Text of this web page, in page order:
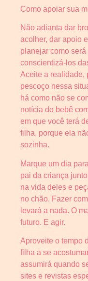
Como apoiar sua
Não adianta dar
acolher, dar apoio
planejar como
conscientizá-los
Aceite a realidade,
pescoço nessa
há como não se
notícia do bebê
em que você terá
filha, porque ela
sozinha.
Marque um dia
pai da criança
na vida deles e
no chão. Fazer
levará a nada. O
futuro. E agir.
Aproveite o tempo
filha a se
assumirá quando
sites e revistas